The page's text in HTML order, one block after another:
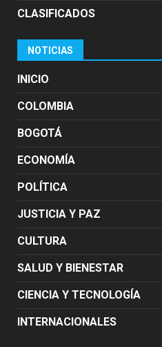
CLASIFICADOS
NOTICIAS
INICIO
COLOMBIA
BOGOTÁ
ECONOMÍA
POLÍTICA
JUSTICIA Y PAZ
CULTURA
SALUD Y BIENESTAR
CIENCIA Y TECNOLOGÍA
INTERNACIONALES